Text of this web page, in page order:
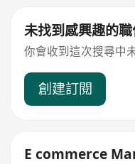
未找到感興趣的職
你會收到這次搜尋中
創建訂閱
E commerce